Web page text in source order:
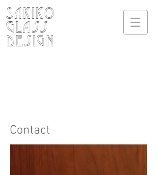
SAKIKO
Glass
design
Contact